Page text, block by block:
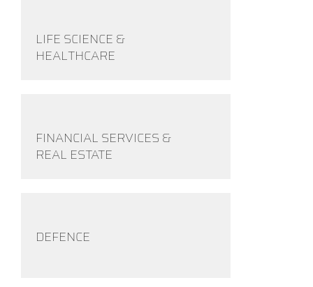
LIFE SCIENCE &
HEALTHCARE
FINANCIAL SERVICES &
REAL ESTATE
DEFENCE